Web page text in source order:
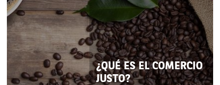
¿QUÉ ES EL COMERCIO
JUSTO?